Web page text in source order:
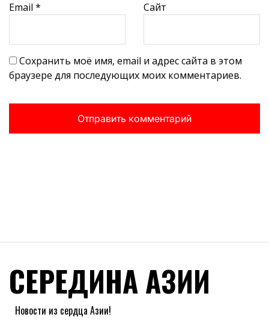
Email * Сайт
Сохранить моё имя, email и адрес сайта в этом
браузере для последующих моих комментариев.
СЕРЕДИНА АЗИИ
Новости из сердца Азии!